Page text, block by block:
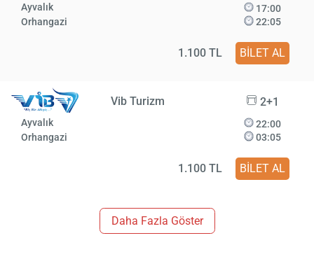
Ayvalık
Orhangazi
17:00
22:05
1.100 TL BİLET AL
Vib Turizm 2+1
Ayvalık
Orhangazi
22:00
03:05
1.100 TL BİLET AL
Daha Fazla Göster